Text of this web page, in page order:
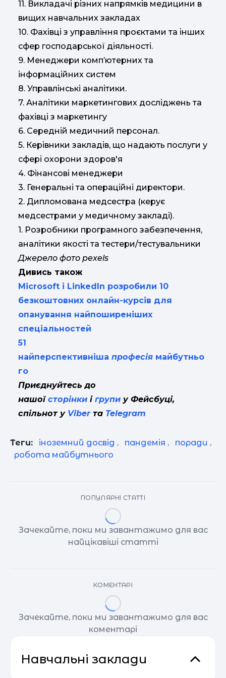
11. Викладачі різних напрямків медицини в
вищих навчальних закладах
10. Фахівці з управління проєктами та інших
сфер господарської діяльності.
9. Менеджери комп’ютерних та
інформаційних систем
8. Управлінські аналітики.
7. Аналітики маркетингових досліджень та
фахівці з маркетингу
6. Середній медичний персонал.
5. Керівники закладів, що надають послуги у
сфері охорони здоров'я
4. Фінансові менеджери
3. Генеральні та операційні директори.
2. Дипломована медсестра (керує
медсестрами у медичному закладі).
1. Розробники програмного забезпечення,
аналітики якості та тестери/тестувальники
Джерело фото pexels
Дивись також
Microsoft і LinkedIn розробили 10
безкоштовних онлайн-курсів для
опанування найпоширеніших
спеціальностей
51
найперспективніша професія майбутньо
го
Приєднуйтесь до
нашої сторінки і групи у Фейсбуці,
спільнот у Viberта Telegram
Теги: іноземний досвід , пандемія , поради ,
робота майбутнього
ПОПУЛЯРНІ СТАТТІ
Зачекайте, поки ми завантажимо для вас
найцікавіші статті
КОМЕНТАРІ
Зачекайте, поки ми завантажимо для вас
коментарі
Навчальні заклади